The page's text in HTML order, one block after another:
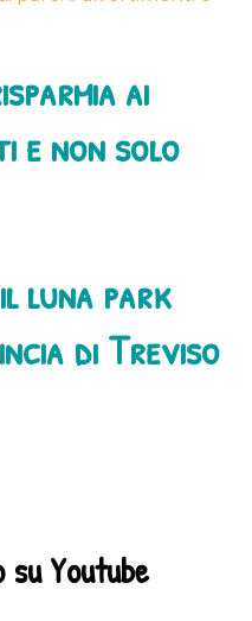
ai
e non solo
luna park
di Treviso
Youtube